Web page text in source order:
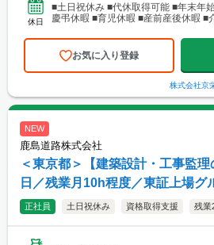
休日
■土日祝休み ■代休取得可能 ■年末年
慶弔休暇 ■育児休暇 ■産前産後休暇 ■
お気に入り登録
株式会社京
NEW
鹿島道路株式会社
＜東京都＞【建築設計・工事監
日／残業月10h程度／東証上場グ
正社員 土日祝休み 資格取得支援 残業